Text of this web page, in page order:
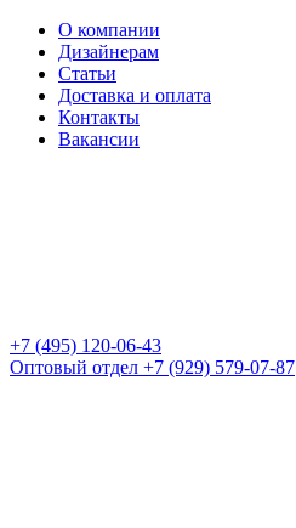
О компании
Дизайнерам
Статьи
Доставка и оплата
Контакты
Вакансии
+7 (495) 120-06-43
Оптовый отдел +7 (929) 579-07-87